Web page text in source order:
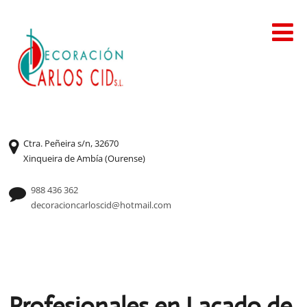
Ctra. Peñeira s/n, 32670
Xinqueira de Ambía (Ourense)
988 436 362
decoracioncarloscid@hotmail.com